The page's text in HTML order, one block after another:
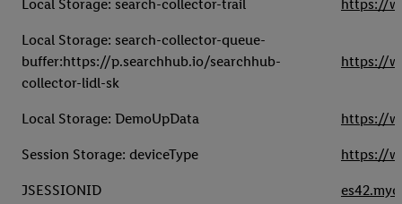
Local Storage: search-collector-trail https://
Local Storage: search-collector-queue-
buffer:https://p.searchhub.io/searchhub-
collector-lidl-sk
https://
Local Storage: DemoUpData https://
Session Storage: deviceType https://
JSESSIONID